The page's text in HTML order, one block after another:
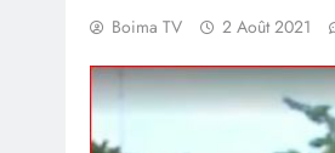
Boima TV 2 Août 2021